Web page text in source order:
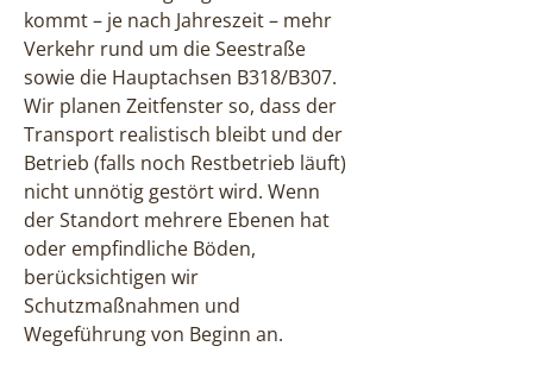
kommt – je nach Jahreszeit – mehr
Verkehr rund um die Seestraße
sowie die Hauptachsen B318/B307.
Wir planen Zeitfenster so, dass der
Transport realistisch bleibt und der
Betrieb (falls noch Restbetrieb läuft)
nicht unnötig gestört wird. Wenn
der Standort mehrere Ebenen hat
oder empfindliche Böden,
berücksichtigen wir
Schutzmaßnahmen und
Wegeführung von Beginn an.